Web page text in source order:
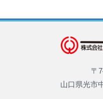
〒
山口県光市